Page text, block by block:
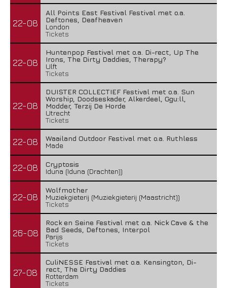
22-08
All Points East Festival Festival met o.a.
Deftones, Deafheaven
London
Tickets
22-08
Huntenpop Festival met o.a. Di-rect, Up The
Irons, The Dirty Daddies, Therapy?
Ulft
Tickets
22-08
DUISTER COLLECTIEF Festival met o.a. Sun
Worship, Doodseskader, Alkerdeel, Ggu:ll,
Modder, Terzij De Horde
Utrecht
Tickets
22-08
Waailand Outdoor Festival met o.a. Ruthless
Made
22-08
Cryptosis
Iduna (Iduna (Drachten))
22-08
Wolfmother
Muziekgieterij (Muziekgieterij (Maastricht))
Tickets
26-08
Rock en Seine Festival met o.a. Nick Cave & the
Bad Seeds, Deftones, Interpol
Parijs
Tickets
27-08
CuliNESSE Festival met o.a. Kensington, Di-
rect, The Dirty Daddies
Rotterdam
Tickets